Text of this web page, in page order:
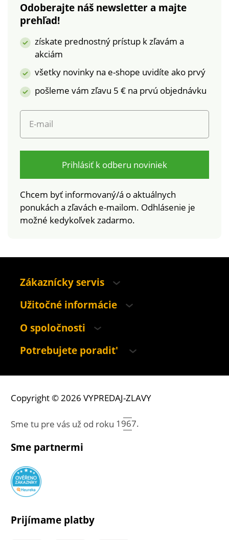
Odoberajte náš newsletter a majte
prehľad!
získate prednostný prístup k zľavám a
akciám
všetky novinky na e-shope uvidíte ako prvý
pošleme vám zľavu 5 € na prvú objednávku
E-mail
Prihlásiť k odberu noviniek
Chcem byť informovaný/á o aktuálnych
ponukách a zľavách e-mailom. Odhlásenie je
možné kedykoľvek zadarmo.
Zákaznícky servis
Užitočné informácie
O spoločnosti
Potrebujete poradit'
Copyright © 2026 VYPREDAJ-ZLAVY
Sme tu pre vás už od roku 1967.
Sme partnermi
Prijímame platby